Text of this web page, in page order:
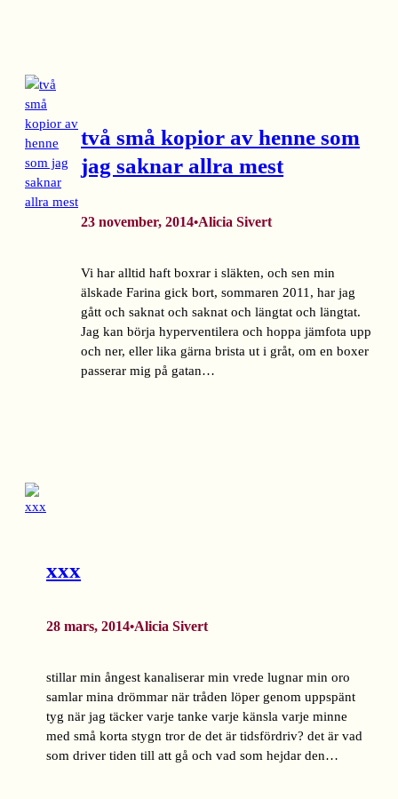
två små kopior av henne som
jag saknar allra mest
23 november, 2014•Alicia Sivert
Vi har alltid haft boxrar i släkten, och sen min
älskade Farina gick bort, sommaren 2011, har jag
gått och saknat och saknat och längtat och längtat.
Jag kan börja hyperventilera och hoppa jämfota upp
och ner, eller lika gärna brista ut i gråt, om en boxer
passerar mig på gatan…
xxx
28 mars, 2014•Alicia Sivert
stillar min ångest kanaliserar min vrede lugnar min oro
samlar mina drömmar när tråden löper genom uppspänt
tyg när jag täcker varje tanke varje känsla varje minne
med små korta stygn tror de det är tidsfördriv? det är vad
som driver tiden till att gå och vad som hejdar den…